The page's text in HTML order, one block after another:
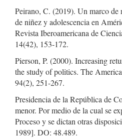
Peirano, C. (2019). Un marco de
de niñez y adolescencia en
Revista Iberoamericana de
14(42), 153-172.
Pierson, P. (2000). Increasing
the study of politics. The
94(2), 251-267.
Presidencia de la República de
menor. Por medio de la cual se
Proceso y se dictan otras
1989]. DO: 48.489.